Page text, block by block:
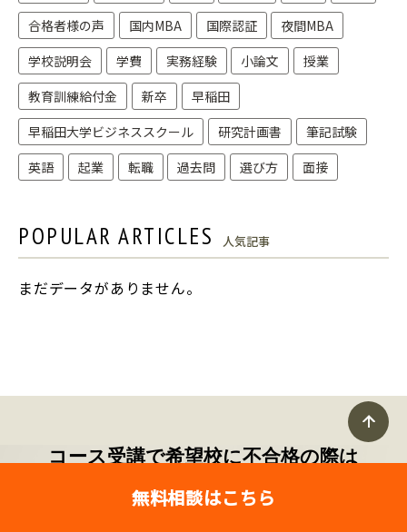
合格者様の声
国内MBA 国際認証
夜間MBA
学校説明会
学費 実務経験 小論文
授業
教育訓練給付金
新卒
早稲田
早稲田大学ビジネススクール
研究計画書
筆記試験
英語
起業 転職 過去問 選び方 面接
POPULAR ARTICLES 人気記事
まだデータがありません。
コース受講で希望校に不合格の際は
無料相談はこちら